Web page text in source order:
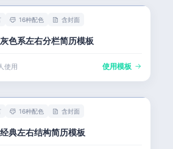
16种配色 含封面
色系左右分栏简历模板
使用 使用模板
16种配色 含封面
典左右结构简历模板